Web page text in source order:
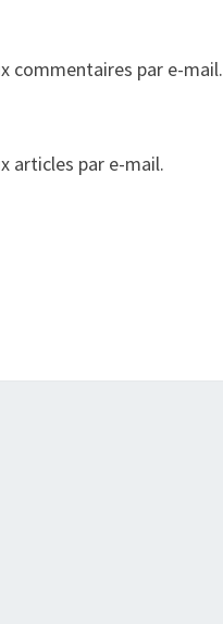
commentaires par e-mail.
articles par e-mail.